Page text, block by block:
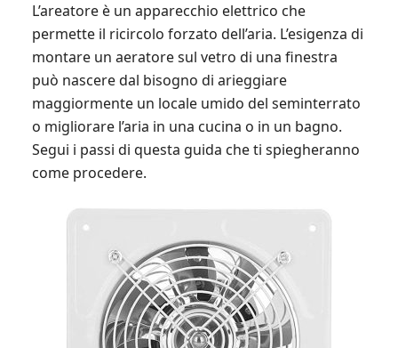
L’areatore è un apparecchio elettrico che
permette il ricircolo forzato dell’aria. L’esigenza di
montare un aeratore sul vetro di una finestra
può nascere dal bisogno di arieggiare
maggiormente un locale umido del seminterrato
o migliorare l’aria in una cucina o in un bagno.
Segui i passi di questa guida che ti spiegheranno
come procedere.